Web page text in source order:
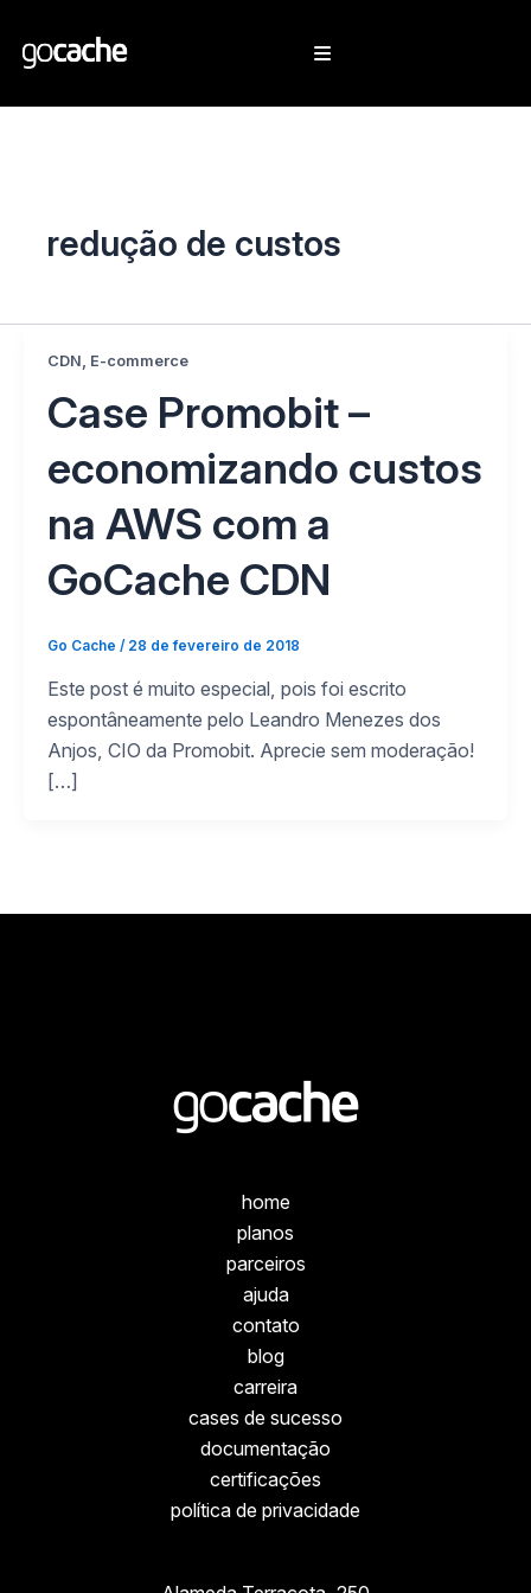
redução de custos
CDN E-commerce
Case Promobit –
economizando custos
na AWS com a
GoCache CDN
Go Cache / 28 de fevereiro de 2018
Este post é muito especial, pois foi escrito
espontâneamente pelo Leandro Menezes dos
Anjos, CIO da Promobit. Aprecie sem moderação!
[…]
home
planos
parceiros
ajuda
contato
blog
carreira
cases de sucesso
documentação
certificações
política de privacidade